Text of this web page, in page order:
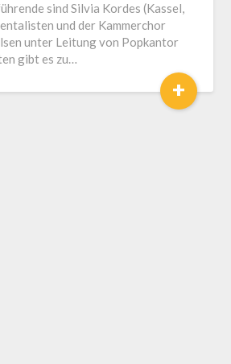
sind Silvia Kordes (Kassel,
und der Kammerchor
unter Leitung von Popkantor
gibt es zu…
+